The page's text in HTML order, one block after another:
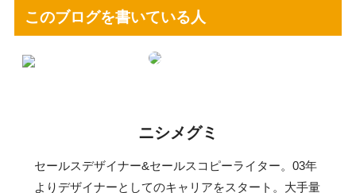
このブログを書いている人
ニシメグミ
セールスデザイナー&セールスコピーライター。03年
よりデザイナーとしてのキャリアをスタート。大手量